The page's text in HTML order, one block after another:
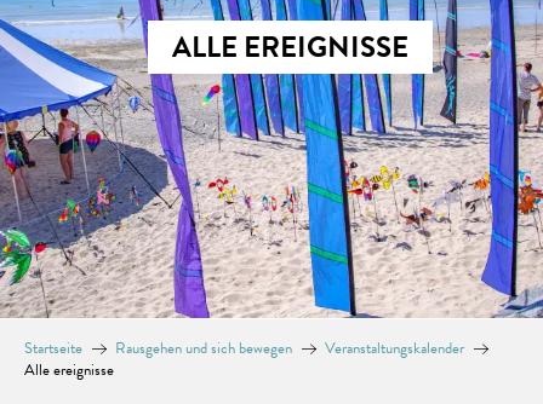
ALLE EREIGNISSE
Startseite Rausgehen und sich bewegen
Veranstaltungskalender
Alle ereignisse